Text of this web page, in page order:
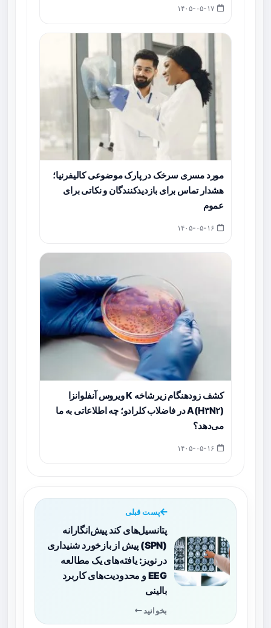
مورد مسری سرخک در پارک موضوعی کالیفرنیا؛
هشدار تماس برای بازدیدکنندگان و نکاتی برای
عموم
کشف زودهنگام زیرشاخه K ویروس آنفلوانزا
A(H۳N۲) در فاضلاب کلرادو؛ چه اطلاعاتی به ما
می‌دهد؟
پست قبلی
پتانسیل‌های کند پیش‌انگارانه
(SPN) پیش از بازخورد شنیداری
در نویز: یافته‌های یک مطالعه
EEG و محدودیت‌های کاربرد
بالینی
بخوانید